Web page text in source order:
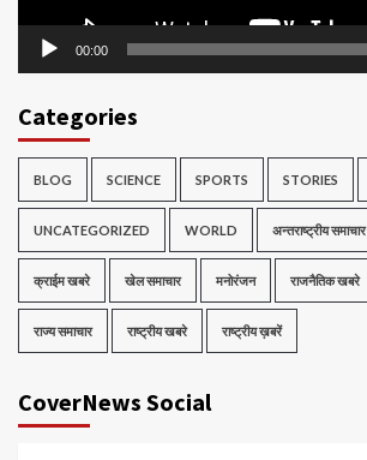
00:00
Categories
BLOG SCIENCE SPORTS STORIES
UNCATEGORIZED WORLD अन्तराष्ट्रीय समाचार
क्राईम खबरे खेल समाचार मनोरंजन राजनैतिक खबरे
राज्य समाचार राष्ट्रीय खबरे राष्ट्रीय ख़बरें
CoverNews Social